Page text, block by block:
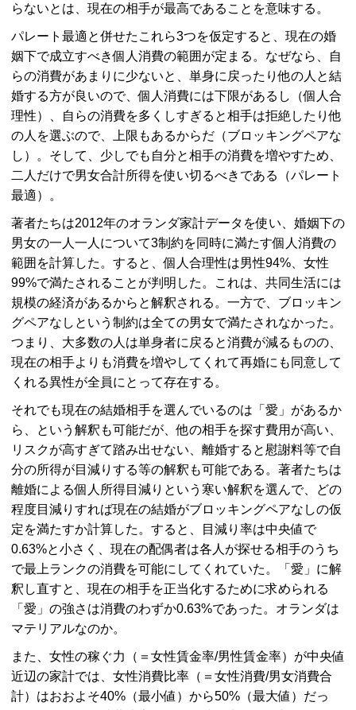
らないとは、現在の相手が最高であることを意味する。
パレート最適と併せたこれら3つを仮定すると、現在の婚
姻下で成立すべき個人消費の範囲が定まる。なぜなら、自
らの消費があまりに少ないと、単身に戻ったり他の人と結
婚する方が良いので、個人消費には下限があるし（個人合
理性）、自らの消費を多くしすぎると相手は拒絶したり他
の人を選ぶので、上限もあるからだ（ブロッキングペアな
し）。そして、少しでも自分と相手の消費を増やすため、
二人だけで男女合計所得を使い切るべきである（パレート
最適）。
著者たちは2012年のオランダ家計データを使い、婚姻下の
男女の一人一人について3制約を同時に満たす個人消費の
範囲を計算した。すると、個人合理性は男性94%、女性
99%で満たされることが判明した。これは、共同生活には
規模の経済があるからと解釈される。一方で、ブロッキン
グペアなしという制約は全ての男女で満たされなかった。
つまり、大多数の人は単身者に戻ると消費が減るものの、
現在の相手よりも消費を増やしてくれて再婚にも同意して
くれる異性が全員にとって存在する。
それでも現在の結婚相手を選んでいるのは「愛」があるか
ら、という解釈も可能だが、他の相手を探す費用が高い、
リスクが高すぎて踏み出せない、離婚すると慰謝料等で自
分の所得が目減りする等の解釈も可能である。著者たちは
離婚による個人所得目減りという寒い解釈を選んで、どの
程度目減りすれば現在の結婚がブロッキングペアなしの仮
定を満たすか計算した。すると、目減り率は中央値で
0.63%と小さく、現在の配偶者は各人が探せる相手のうち
で最上ランクの消費を可能にしてくれていた。「愛」に解
釈し直すと、現在の相手を正当化するために求められる
「愛」の強さは消費のわずか0.63%であった。オランダは
マテリアルなのか。
また、女性の稼ぐ力（＝女性賃金率/男性賃金率）が中央値
近辺の家計では、女性消費比率（＝女性消費/男女消費合
計）はおおよそ40%（最小値）から50%（最大値）だっ